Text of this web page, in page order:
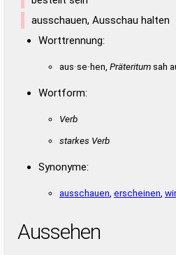
ausschauen, Ausschau halten
Worttrennung:
aus·se·hen, Präteritum sah
Wortform:
Verb
starkes Verb
Synonyme:
ausschauen erscheinen
Aussehen